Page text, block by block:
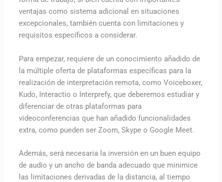
ventajas como sistema adicional en situaciones
excepcionales, también cuenta con limitaciones y
requisitos específicos a considerar.
Para empezar, requiere de un conocimiento añadido de
la múltiple oferta de plataformas específicas para la
realización de interpretación remota, como Voiceboxer,
Kudo, Interactio o Interprefy, que deberemos estudiar y
diferenciar de otras plataformas para
videoconferencias que han añadido funcionalidades
extra, como pueden ser Zoom, Skype o Google Meet.
Además, será necesaria la inversión en un buen equipo
de audio y un ancho de banda adecuado que minimice
las limitaciones derivadas de la distancia, al tiempo